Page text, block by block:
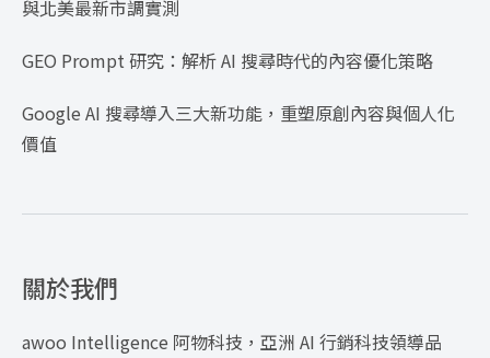
與北美最新市調實測
GEO Prompt 研究：解析 AI 搜尋時代的內容優化策略
Google AI 搜尋導入三大新功能，重塑原創內容與個人化
價值
關於我們
awoo Intelligence 阿物科技，亞洲 AI 行銷科技領導品